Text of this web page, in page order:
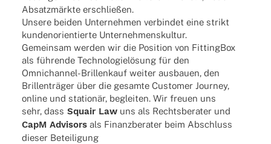
Absatz­märkte erschließen.
Unsere beiden Unter­neh­men verbin­det eine strikt
kunden­ori­en­tierte Unter­neh­mens­kul­tur.
Gemein­sam werden wir die Posi­tion von Fitting­Box
als führende Tech­no­lo­gie­lö­sung für den
Omnich­an­­nel-Bril­­len­­kauf weiter ausbauen, den
Bril­len­trä­ger über die gesamte Custo­mer Jour­ney,
online und statio­när, beglei­ten. Wir freuen uns
sehr, dass Squair Lawuns als Rechts­be­ra­ter und
CapM Advi­sorsals Finanz­be­ra­ter beim Abschluss
dieser Beteiligung